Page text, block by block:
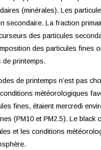
(minérales). Les
secondaire. La fraction
des particules
des particules fines
printemps.
de printemps n’est pas
météorologiques
fines, étaient mercredi
(PM10 et PM2.5). Le black
et les conditions